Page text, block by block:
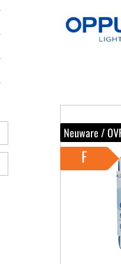
Neuware /
F